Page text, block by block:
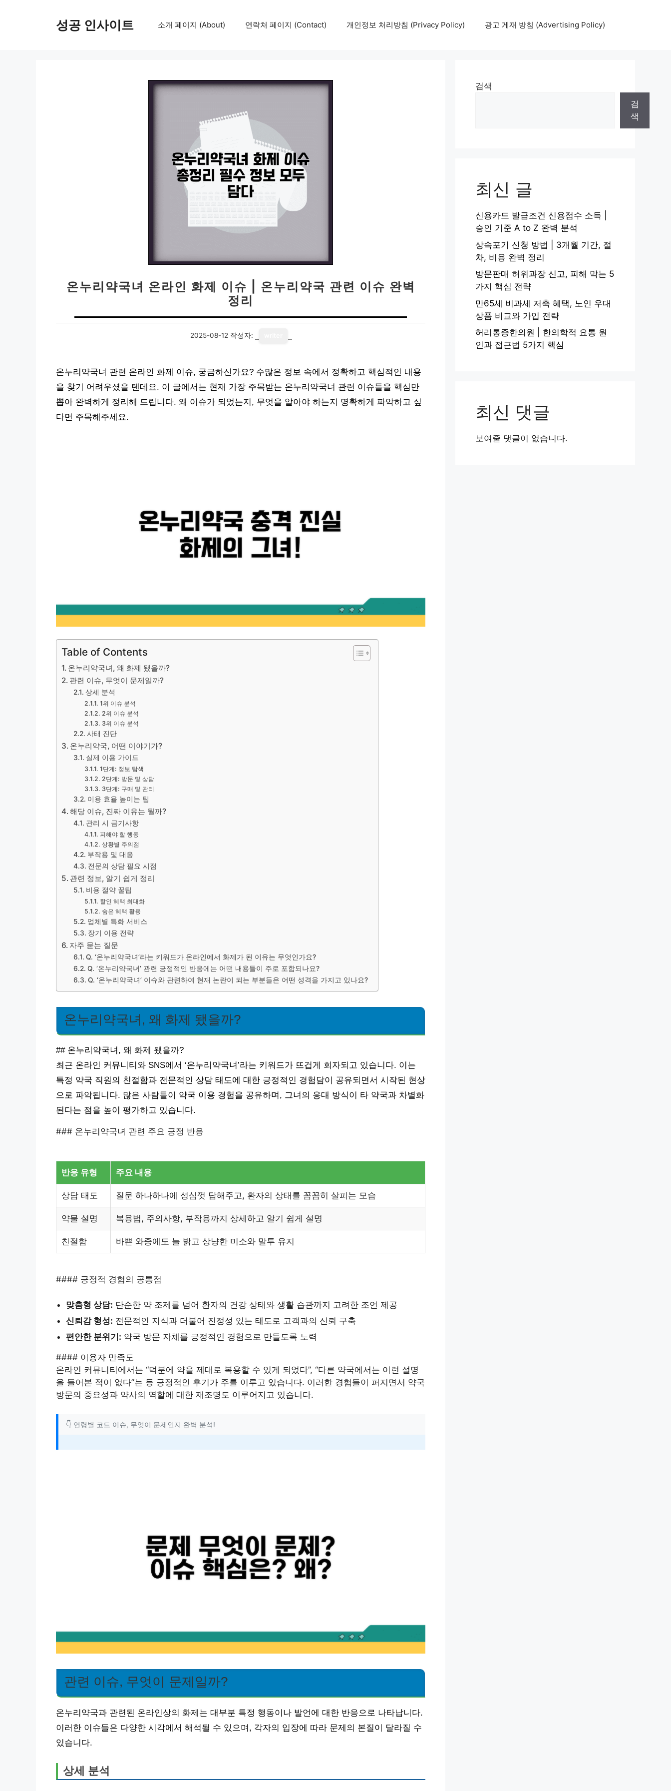
성공 인사이트 소개 페이지 (About) 연락처 페이지 (Contact) 개인정보 처리방침 (Privacy Policy) 광고 게재 방침 (Advertising Policy)
온누리약국녀 온라인 화제 이슈 | 온누리약국 관련 이슈 완벽
정리
2025-08-12 작성자:
온누리약국녀 관련 온라인 화제 이슈, 궁금하신가요? 수많은 정보 속에서 정확하고 핵심적인 내용
을 찾기 어려우셨을 텐데요. 이 글에서는 현재 가장 주목받는 온누리약국녀 관련 이슈들을 핵심만
뽑아 완벽하게 정리해 드립니다. 왜 이슈가 되었는지, 무엇을 알아야 하는지 명확하게 파악하고 싶
다면 주목해주세요.
Table of Contents
온누리약국녀, 왜 화제 됐을까?
관련 이슈, 무엇이 문제일까?
상세 분석
1위 이슈 분석
2위 이슈 분석
3위 이슈 분석
사태 진단
온누리약국, 어떤 이야기가?
실제 이용 가이드
1단계: 정보 탐색
2단계: 방문 및 상담
3단계: 구매 및 관리
이용 효율 높이는 팁
해당 이슈, 진짜 이유는 뭘까?
관리 시 금기사항
피해야 할 행동
상황별 주의점
부작용 및 대응
전문의 상담 필요 시점
관련 정보, 알기 쉽게 정리
비용 절약 꿀팁
할인 혜택 최대화
숨은 혜택 활용
업체별 특화 서비스
장기 이용 전략
자주 묻는 질문
Q. ‘온누리약국녀’라는 키워드가 온라인에서 화제가 된 이유는 무엇인가요?
Q. ‘온누리약국녀’ 관련 긍정적인 반응에는 어떤 내용들이 주로 포함되나요?
Q. ‘온누리약국녀’ 이슈와 관련하여 현재 논란이 되는 부분들은 어떤 성격을 가지고 있나요?
온누리약국녀, 왜 화제 됐을까?
## 온누리약국녀, 왜 화제 됐을까?
최근 온라인 커뮤니티와 SNS에서 ‘온누리약국녀’라는 키워드가 뜨겁게 회자되고 있습니다. 이는
특정 약국 직원의 친절함과 전문적인 상담 태도에 대한 긍정적인 경험담이 공유되면서 시작된 현상
으로 파악됩니다. 많은 사람들이 약국 이용 경험을 공유하며, 그녀의 응대 방식이 타 약국과 차별화
된다는 점을 높이 평가하고 있습니다.
### 온누리약국녀 관련 주요 긍정 반응
반응 유형 주요 내용
상담 태도 질문 하나하나에 성심껏 답해주고, 환자의 상태를 꼼꼼히 살피는 모습
약물 설명 복용법, 주의사항, 부작용까지 상세하고 알기 쉽게 설명
친절함 바쁜 와중에도 늘 밝고 상냥한 미소와 말투 유지
#### 긍정적 경험의 공통점
맞춤형 상담: 단순한 약 조제를 넘어 환자의 건강 상태와 생활 습관까지 고려한 조언 제공
신뢰감 형성: 전문적인 지식과 더불어 진정성 있는 태도로 고객과의 신뢰 구축
편안한 분위기: 약국 방문 자체를 긍정적인 경험으로 만들도록 노력
#### 이용자 만족도
온라인 커뮤니티에서는 “덕분에 약을 제대로 복용할 수 있게 되었다”, “다른 약국에서는 이런 설명
을 들어본 적이 없다”는 등 긍정적인 후기가 주를 이루고 있습니다. 이러한 경험들이 퍼지면서 약국
방문의 중요성과 약사의 역할에 대한 재조명도 이루어지고 있습니다.
👇 연령별 코드 이슈, 무엇이 문제인지 완벽 분석!
관련 이슈, 무엇이 문제일까?
온누리약국과 관련된 온라인상의 화제는 대부분 특정 행동이나 발언에 대한 반응으로 나타납니다.
이러한 이슈들은 다양한 시각에서 해석될 수 있으며, 각자의 입장에 따라 문제의 본질이 달라질 수
있습니다.
상세 분석
검색
검
색
최신 글
신용카드 발급조건 신용점수 소득 |
승인 기준 A to Z 완벽 분석
상속포기 신청 방법 | 3개월 기간, 절
차, 비용 완벽 정리
방문판매 허위과장 신고, 피해 막는 5
가지 핵심 전략
만65세 비과세 저축 혜택, 노인 우대
상품 비교와 가입 전략
허리통증한의원 | 한의학적 요통 원
인과 접근법 5가지 핵심
최신 댓글
보여줄 댓글이 없습니다.